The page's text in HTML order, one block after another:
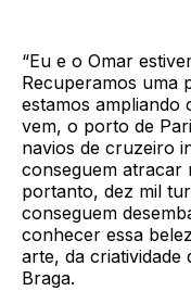
“Eu e o Omar
Recuperamos uma
estamos ampliando
vem, o porto de
navios de cruzeiro
conseguem atracar
portanto, dez mil
conseguem
conhecer essa
arte, da
Braga.